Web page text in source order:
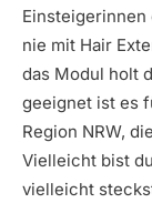
Einsteigerinnen
nie mit Hair
das Modul holt
geeignet ist es
Region NRW,
Vielleicht bist
vielleicht